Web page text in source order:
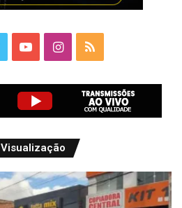
YouTubeInstagram
RSS